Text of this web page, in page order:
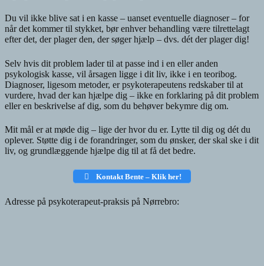
Du vil ikke blive sat i en kasse – uanset eventuelle diagnoser – for
når det kommer til stykket, bør enhver behandling være tilrettelagt
efter det, der plager den, der søger hjælp – dvs. dét der plager dig!
Selv hvis dit problem lader til at passe ind i en eller anden
psykologisk kasse, vil årsagen ligge i dit liv, ikke i en teoribog.
Diagnoser, ligesom metoder, er psykoterapeutens redskaber til at
vurdere, hvad der kan hjælpe dig – ikke en forklaring på dit problem
eller en beskrivelse af dig, som du behøver bekymre dig om.
Mit mål er at møde dig – lige der hvor du er. Lytte til dig og dét du
oplever. Støtte dig i de forandringer, som du ønsker, der skal ske i dit
liv, og grundlæggende hjælpe dig til at få det bedre.
Kontakt Bente – Klik her!
Adresse på psykoterapeut-praksis på Nørrebro: